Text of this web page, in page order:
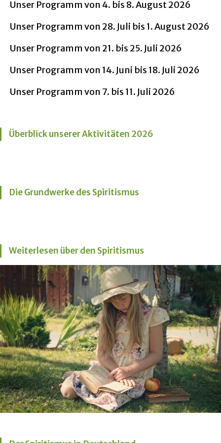
Unser Programm von 4. bis 8. August 2026
Unser Programm von 28. Juli bis 1. August 2026
Unser Programm von 21. bis 25. Juli 2026
Unser Programm von 14. Juni bis 18. Juli 2026
Unser Programm von 7. bis 11. Juli 2026
Überblick unserer Aktivitäten 2026
Die Grundwerke des Spiritismus
Weiterlesen über den Spiritismus